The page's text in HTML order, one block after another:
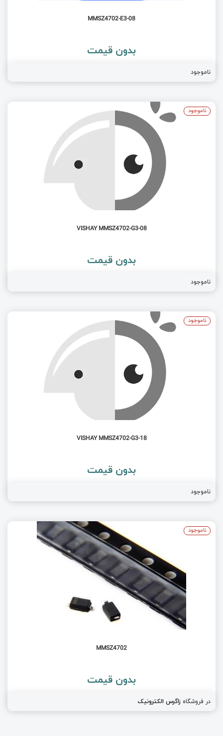
MMSZ4702-E3-08
بدون قیمت
ناموجود
VISHAY MMSZ4702-G3-08
بدون قیمت
ناموجود
ناموجود
VISHAY MMSZ4702-G3-18
بدون قیمت
ناموجود
ناموجود
MMSZ4702
بدون قیمت
در فروشگاه زاگرس الکترونیک
ناموجود